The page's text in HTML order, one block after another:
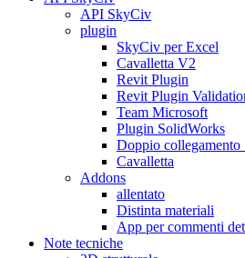
API SkyCiv
plugin
SkyCiv per Excel
Cavalletta V2
Revit Plugin
Revit Plugin
Team Microsoft
Plugin SolidWorks
Doppio
Cavalletta
Addons
allentato
Distinta materiali
App per commenti
Note tecniche